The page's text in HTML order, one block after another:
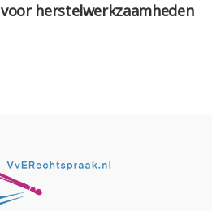
herstelwerkzaamheden